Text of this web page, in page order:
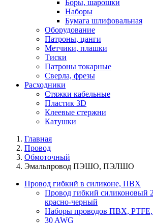
Боры, шарошки
Наборы
Бумага шлифовальная
Оборудование
Патроны, цанги
Метчики, плашки
Тиски
Патроны токарные
Сверла, фрезы
Расходники
Стяжки кабельные
Пластик 3D
Клеевые стержни
Катушки
Главная
Провод
Обмоточный
Эмальпровод ПЭШО, ПЭЛШО
Провод гибкий в силиконе, ПВХ
Провод гибкий силиконовый
красно-черный
Наборы проводов ПВХ,
30 AWG